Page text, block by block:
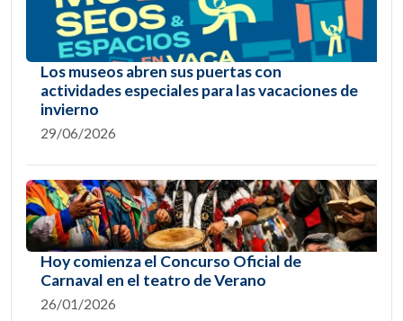
Los museos abren sus puertas con
actividades especiales para las vacaciones de
invierno
29/06/2026
Hoy comienza el Concurso Oficial de
Carnaval en el teatro de Verano
26/01/2026